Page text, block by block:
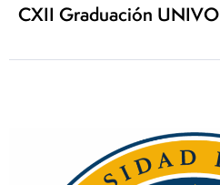
CXII Graduación UNIVO